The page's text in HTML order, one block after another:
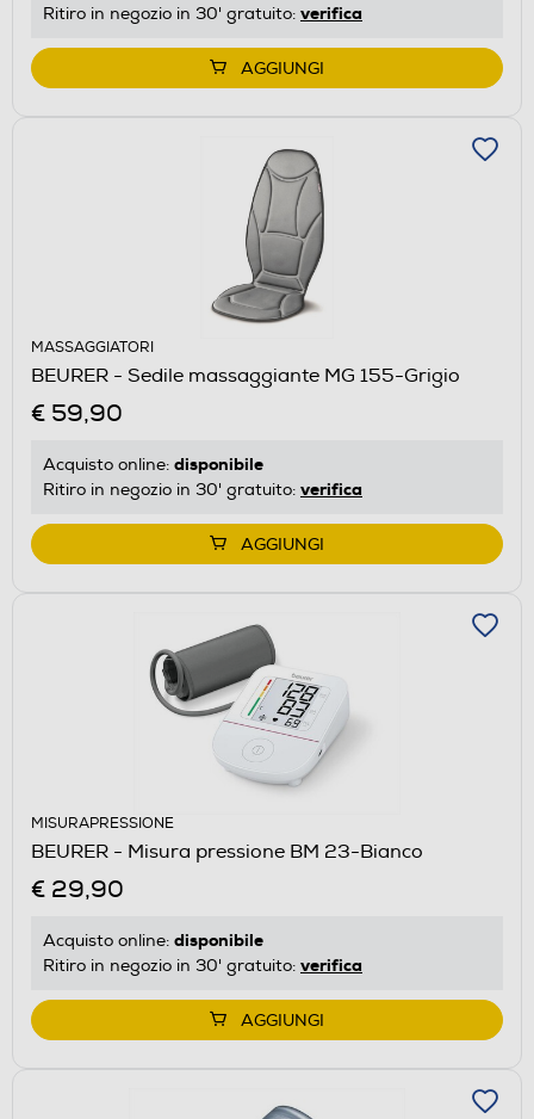
Ritiro in negozio in 30' gratuito: verifica
AGGIUNGI
MASSAGGIATORI
BEURER - Sedile massaggiante MG 155-Grigio
€ 59,90
Acquisto online: disponibile
Ritiro in negozio in 30' gratuito: verifica
AGGIUNGI
MISURAPRESSIONE
BEURER - Misura pressione BM 23-Bianco
€ 29,90
Acquisto online: disponibile
Ritiro in negozio in 30' gratuito: verifica
AGGIUNGI